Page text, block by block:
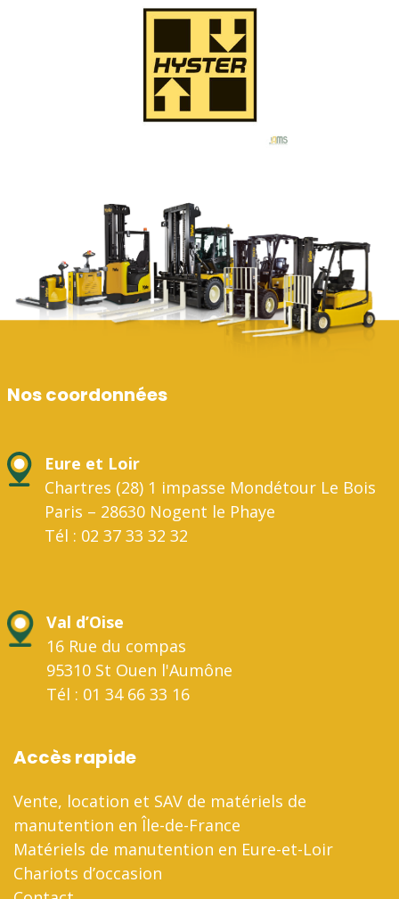
Nos coordonnées
Eure et Loir
Chartres (28) 1 impasse Mondétour Le Bois
Paris – 28630 Nogent le Phaye
Tél : 02 37 33 32 32
Val d’Oise
16 Rue du compas
95310 St Ouen l'Aumône
Tél : 01 34 66 33 16
Accès rapide
Vente, location et SAV de matériels de
manutention en Île-de-France
Matériels de manutention en Eure-et-Loir
Chariots d’occasion